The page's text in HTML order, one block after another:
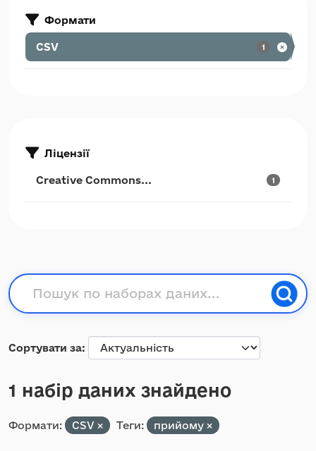
Формати
CSV 1
Ліцензії
Creative Commons... 1
Сортувати за
1 набір даних знайдено
Формати: CSV Теги: прийому